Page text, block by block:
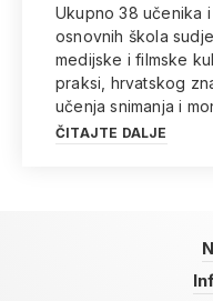
Ukupno 38 učenika
osnovnih škola
medijske i filmske
praksi, hrvatskog
učenja snimanja i
ČITAJTE DALJE